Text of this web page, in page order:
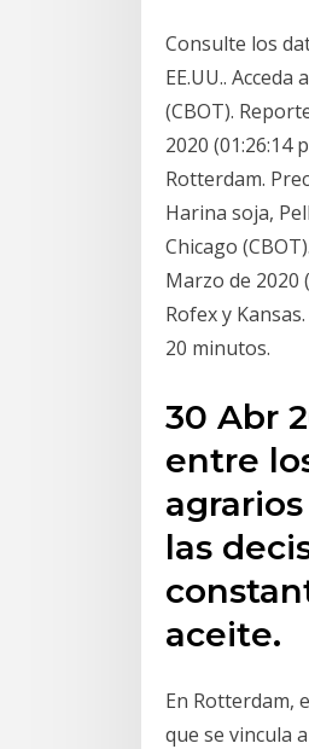
Consulte los
EE.UU..
(CBOT).
2020 (01:26:14
Rotterdam.
Harina soja,
Chicago
Marzo de 2020
Rofex y
20 minutos.
30 Abr
entre
las
aceite.
En Rotterdam,
que se vincula